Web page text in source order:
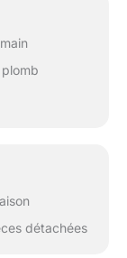
un
un
Noël.
détachées